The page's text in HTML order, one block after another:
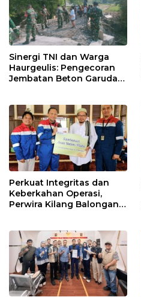
Sinergi TNI dan Warga
Haurgeulis: Pengecoran
Jembatan Beton Garuda
Perkuat Integritas dan
Keberkahan Operasi,
Perwira Kilang Balongan